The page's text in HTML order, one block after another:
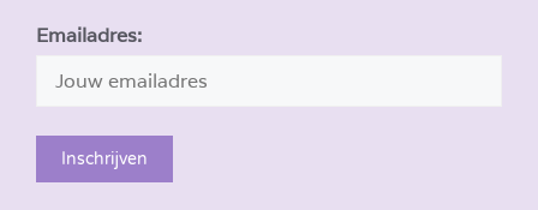
Emailadres: